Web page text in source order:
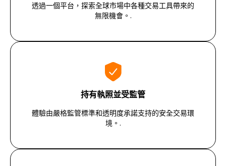
透過一個平台，探索全球市場中各種交易工具帶來的
無限機會。.
持有執照並受監管
體驗由嚴格監管標準和透明度承諾支持的安全交易環
境。.